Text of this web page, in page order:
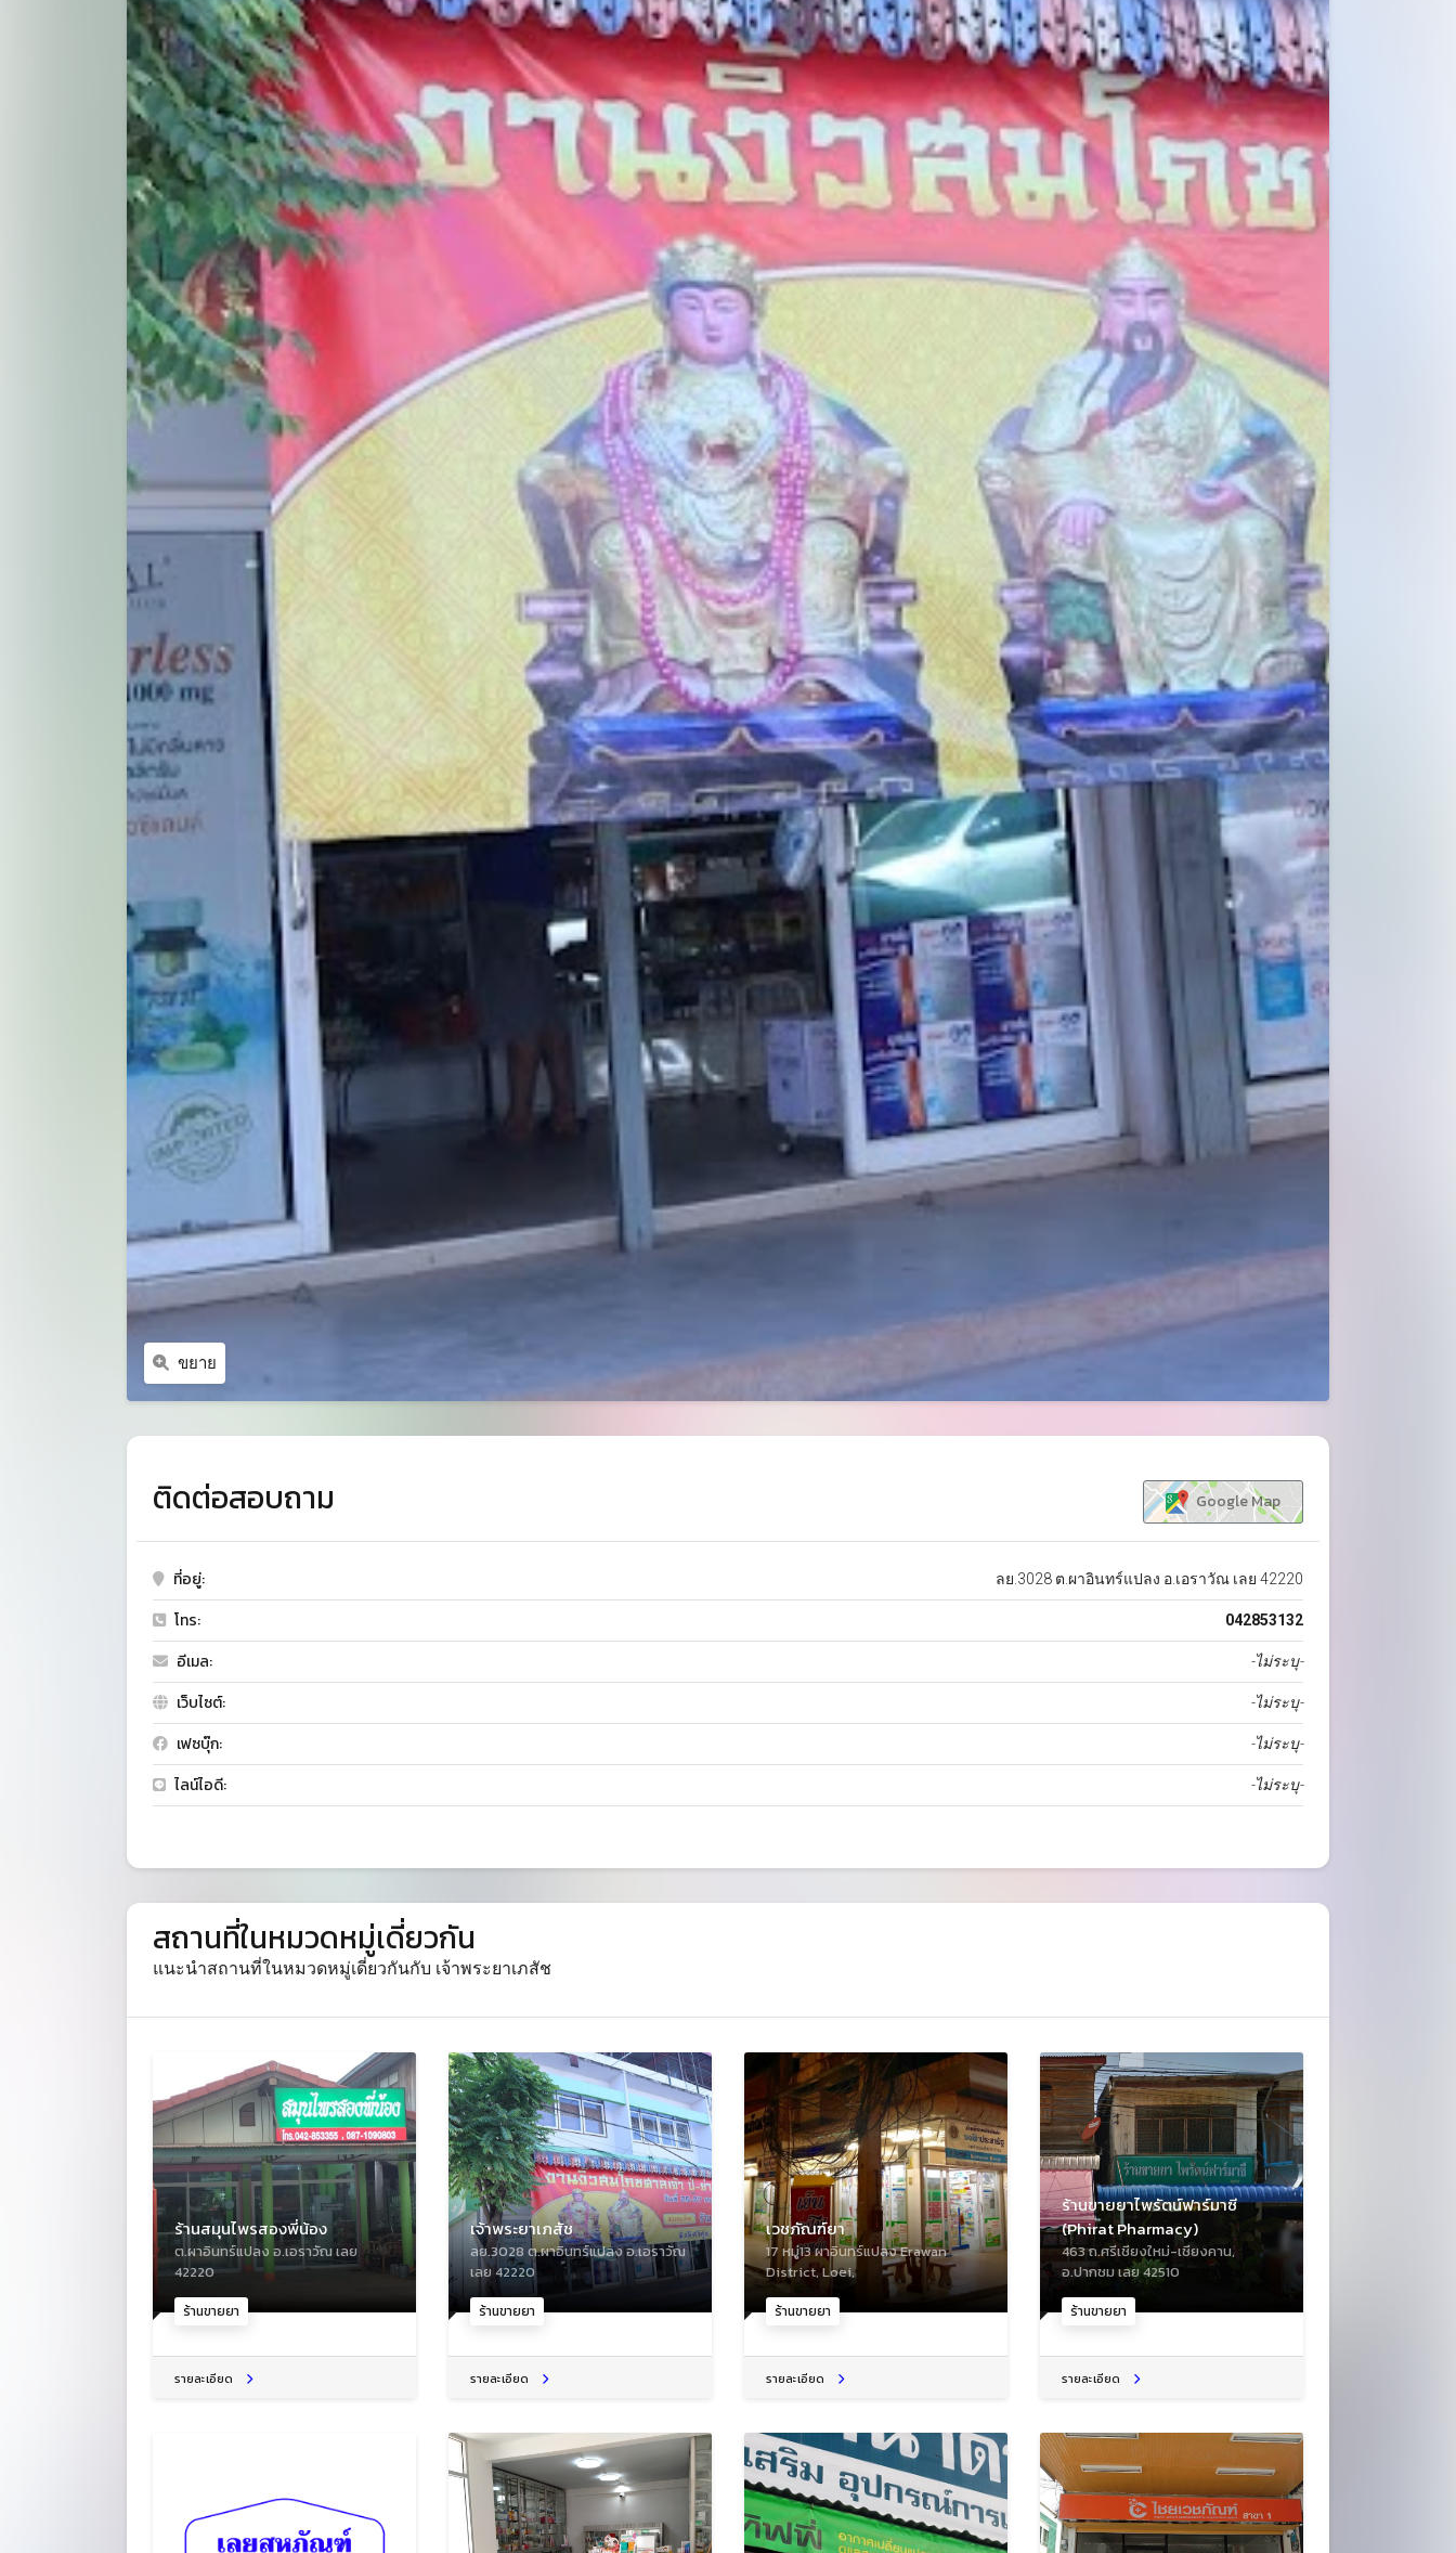
ขยาย
ติดต่อสอบถาม Google Map
ที่อยู่: ลย.3028 ต.ผาอินทร์แปลง อ.เอราวัณ เลย 42220
โทร: 042853132
อีเมล: -ไม่ระบุ-
เว็บไซต์: -ไม่ระบุ-
เฟซบุ๊ก: -ไม่ระบุ-
ไลน์ไอดี: -ไม่ระบุ-
สถานที่ในหมวดหมู่เดี่ยวกัน
แนะนำสถานที่ในหมวดหมู่เดี่ยวกันกับ เจ้าพระยาเภสัช
ร้านขายยา
ร้านสมุนไพรสองพี่น้อง
ต.ผาอินทร์แปลง อ.เอราวัณ เลย
42220
รายละเอียด
ร้านขายยา
เจ้าพระยาเภสัช
ลย.3028 ต.ผาอินทร์แปลง อ.เอราวัณ
เลย 42220
รายละเอียด
ร้านขายยา
เวชภัณฑ์ยา
17 หมู่13 ผาอินทร์แปลง Erawan
District, Loei,
รายละเอียด
ร้านขายยา
ร้านขายยาไพรัตน์ฟาร์มาซี
(Phirat Pharmacy)
463 ถ.ศรีเชียงใหม่-เชียงคาน,
อ.ปากชม เลย 42510
รายละเอียด